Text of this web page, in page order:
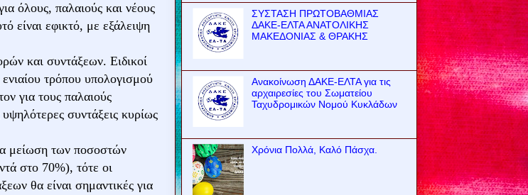
όλους, παλαιούς και νέους
είναι εφικτό, με εξάλειψη
και συντάξεων. Ειδικοί
τρόπου υπολογισμού
για τους παλαιούς
συντάξεις κυρίως
μείωση των ποσοστών
στο 70%), τότε οι
θα είναι σημαντικές για
ΣΥΣΤΑΣΗ ΠΡΩΤΟΒΑΘΜΙΑΣ
ΔΑΚΕ-ΕΛΤΑ ΑΝΑΤΟΛΙΚΗΣ
ΜΑΚΕΔΟΝΙΑΣ & ΘΡΑΚΗΣ
Ανακοίνωση ΔΑΚΕ-ΕΛΤΑ για τις
αρχαιρεσίες του Σωματείου
Ταχυδρομικών Νομού Κυκλάδων
Χρόνια Πολλά, Καλό Πάσχα.